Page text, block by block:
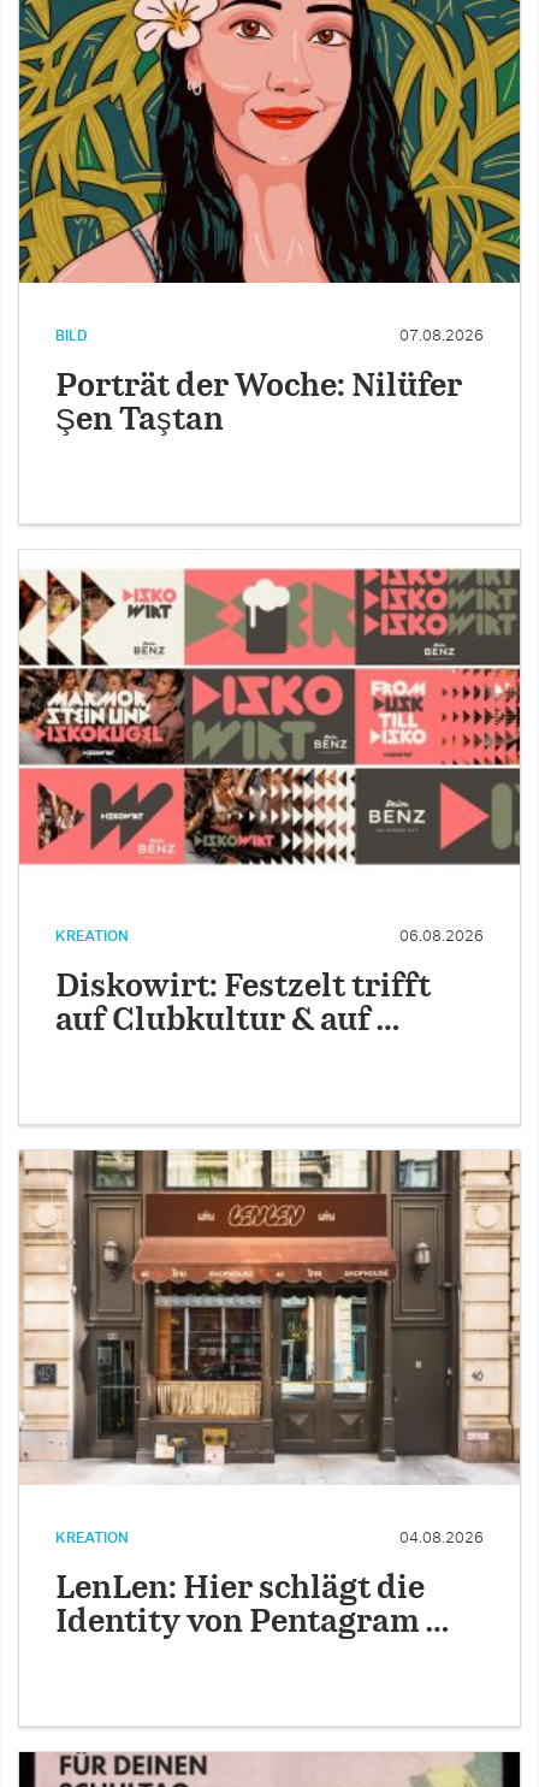
BILD 07.08.2026
Porträt der Woche: Nilüfer
Şen Taştan
KREATION 06.08.2026
Diskowirt: Festzelt trifft
auf Clubkultur & auf …
KREATION 04.08.2026
LenLen: Hier schlägt die
Identity von Pentagram …